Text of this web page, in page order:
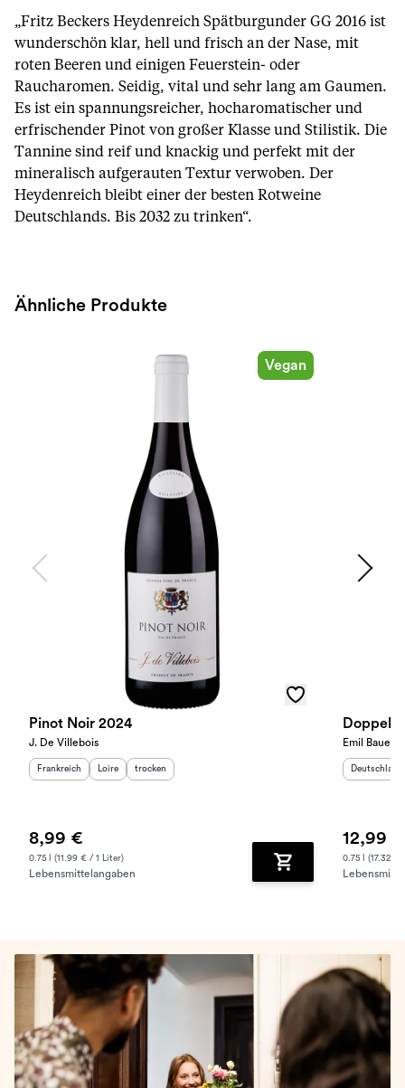
„Fritz Beckers Heydenreich Spätburgunder GG 2016 ist
wunderschön klar, hell und frisch an der Nase, mit
roten Beeren und einigen Feuerstein- oder
Raucharomen. Seidig, vital und sehr lang am Gaumen.
Es ist ein spannungsreicher, hocharomatischer und
erfrischender Pinot von großer Klasse und Stilistik. Die
Tannine sind reif und knackig und perfekt mit der
mineralisch aufgerauten Textur verwoben. Der
Heydenreich bleibt einer der besten Rotweine
Deutschlands. Bis 2032 zu trinken“.
Ähnliche Produkte
Vegan
Pinot Noir 2024
J. De Villebois
Herkunftsland
Frankreich Herkunftsregion:
Loire Geschmack
trocken
8,99 €
0.75 l (11.99 € / 1 Liter)
Lebensmittelangaben Zum Warenkorb
Emil Bauer
Deutschland
12,99 €
0.75 l (17.32 €